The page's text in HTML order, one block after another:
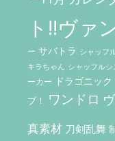
ト!!ヴァ
ー サバトラ シャッフ
キラちゃん シャッフル
ーカー ドラゴニッ
ブ！
ワンドロ
真素材 刀剣乱舞